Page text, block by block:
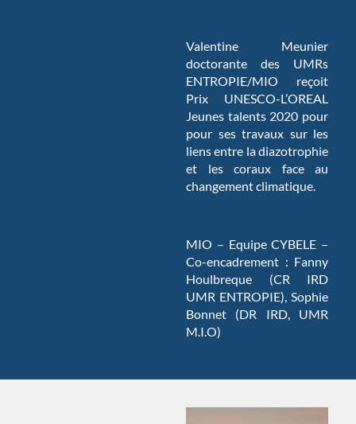
Valentine Meunier
doctorante des UMRs
ENTROPIE/MIO reçoit
Prix UNESCO-L’OREAL
Jeunes talents 2020 pour
pour ses travaux sur les
liens entre la diazotrophie
et les coraux face au
changement climatique.
MIO – Equipe CYBELE –
Co-encadrement : Fanny
Houlbreque (CR IRD
UMR ENTROPIE), Sophie
Bonnet (DR IRD, UMR
M.I.O)